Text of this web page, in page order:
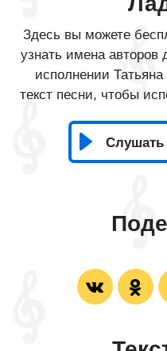
Здесь вы можете
узнать имена авторов
исполнении
текст песни, чтобы
Слушать